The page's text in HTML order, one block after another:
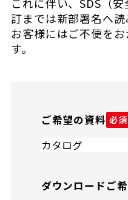
訂までは新部署名へ
お客様にはご不便を
す。
ご希望の資料 必須
ダウンロードご